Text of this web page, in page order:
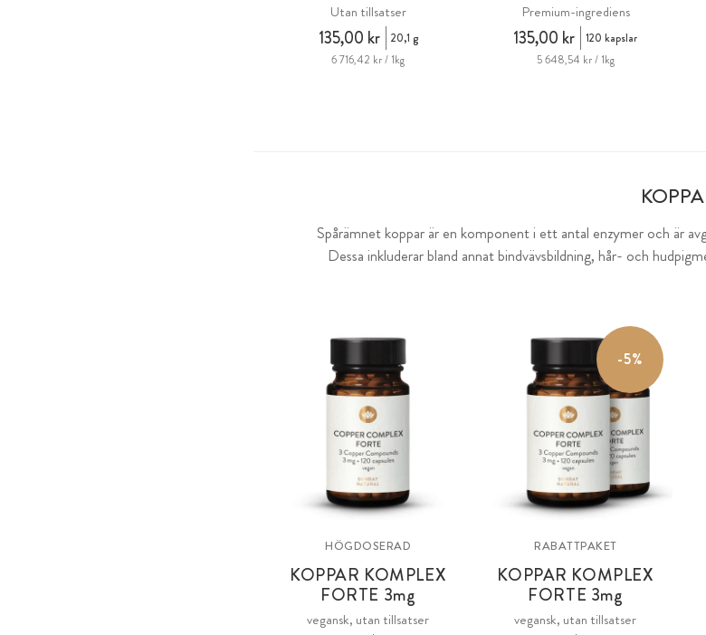
Utan tillsatser
135,00 kr
20,1 g
6 716,42 kr / 1kg
Premium-ingrediens
135,00 kr
120 kapslar
5 648,54 kr / 1kg
Spårämnet koppar är en komponent i ett antal enzymer och är
Dessa inkluderar bland annat bindvävsbildning, hår- och
HÖGDOSERAD
KOPPAR KOMPLEX
FORTE 3mg
vegansk, utan tillsatser
-5%
RABATTPAKET
KOPPAR KOMPLEX
FORTE 3mg
vegansk, utan tillsatser